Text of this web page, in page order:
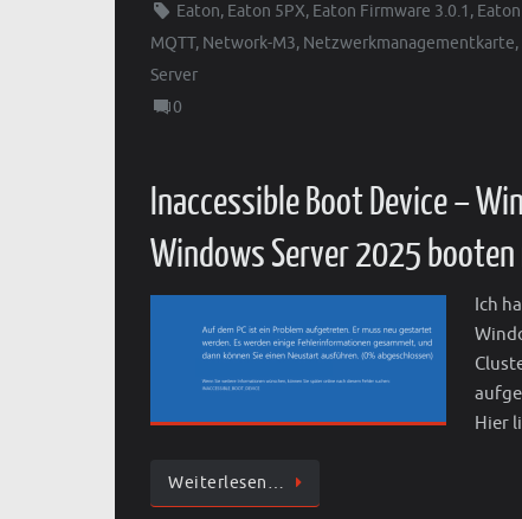
Eaton, Eaton 5PX, Eaton Firmware 3.0.1 ,
MQTT, Network-M3, Netzwerkmanagementkarte,
Server
0
Inaccessible Boot Device –
Windows Server 2025
Ich
Hier
Weiterlesen…